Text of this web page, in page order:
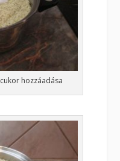
hozzáadása